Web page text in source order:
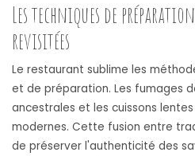
Les techniques de
revisitées
Le restaurant sublime les
et de préparation. Les fumages
ancestrales et les cuissons
modernes. Cette fusion entre
de préserver l'authenticité des